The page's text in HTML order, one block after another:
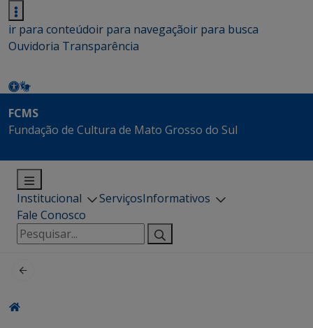
ir para conteúdoir para navegaçãoir para busca
Ouvidoria Transparência
FCMS
Fundação de Cultura de Mato Grosso do Sul
Institucional ServiçosInformativos
Fale Conosco
Pesquisar
por: